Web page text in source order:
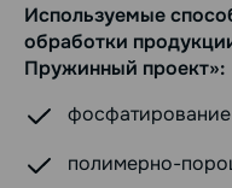
Используемые
обработки
Пружинный проект»:
полимерно-